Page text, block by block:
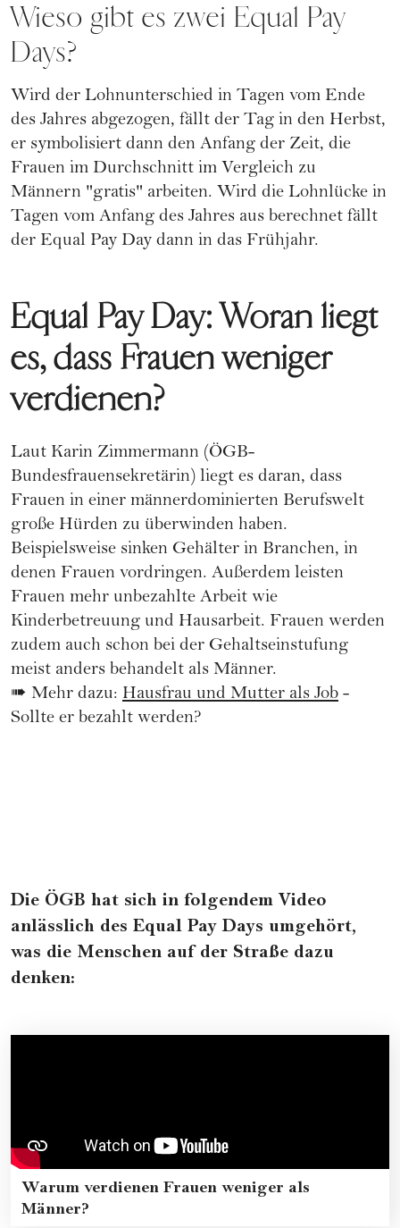
Wieso gibt es zwei Equal Pay
Days?
Wird der Lohnunterschied in Tagen vom Ende
des Jahres abgezogen, fällt der Tag in den Herbst,
er symbolisiert dann den Anfang der Zeit, die
Frauen im Durchschnitt im Vergleich zu
Männern "gratis" arbeiten. Wird die Lohnlücke in
Tagen vom Anfang des Jahres aus berechnet fällt
der Equal Pay Day dann in das Frühjahr.
Equal Pay Day: Woran liegt
es, dass Frauen weniger
verdienen?
Laut Karin Zimmermann (ÖGB-
Bundesfrauensekretärin) liegt es daran, dass
Frauen in einer männerdominierten Berufswelt
große Hürden zu überwinden haben.
Beispielsweise sinken Gehälter in Branchen, in
denen Frauen vordringen. Außerdem leisten
Frauen mehr unbezahlte Arbeit wie
Kinderbetreuung und Hausarbeit. Frauen werden
zudem auch schon bei der Gehaltseinstufung
meist anders behandelt als Männer.
➠ Mehr dazu: Hausfrau und Mutter als Job -
Sollte er bezahlt werden?
Die ÖGB hat sich in folgendem Video
anlässlich des Equal Pay Days umgehört,
was die Menschen auf der Straße dazu
denken:
Warum verdienen Frauen weniger als
Männer?